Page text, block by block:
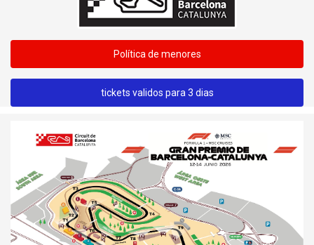
Política de menores
tickets validos para 3 dias